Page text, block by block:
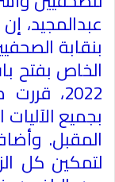
عبدالمجيد،
بنقابة
الخاص بفتح
2022،
المقبل.
لتمكين كل